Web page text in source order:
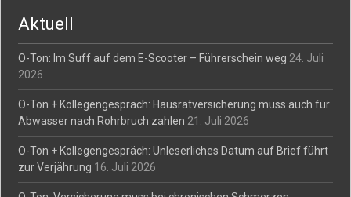
Aktuell
O-Ton: Im Suff auf dem E-Scooter – Führerschein weg 24. Juli
2026
O-Ton + Kollegengespräch: Hausratversicherung muss auch für
Abwasser nach Rohrbruch zahlen 21. Juli 2026
O-Ton + Kollegengespräch: Unleserliches Datum auf Brief führt
zur Verjährung 16. Juli 2026